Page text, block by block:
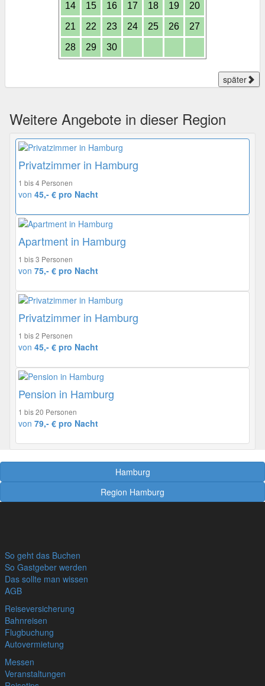
14 15 16 17 18 19 20
21 22 23 24 25 26 27
28 29 30
später
Weitere Angebote in dieser Region
Privatzimmer in Hamburg
1 bis 4 Personen
von 45,- € pro Nacht
Apartment in Hamburg
1 bis 3 Personen
von 75,- € pro Nacht
Privatzimmer in Hamburg
1 bis 2 Personen
von 45,- € pro Nacht
Pension in Hamburg
1 bis 20 Personen
von 79,- € pro Nacht
Hamburg
Region Hamburg
So geht das Buchen
So Gastgeber werden
Das sollte man wissen
AGB
Reiseversicherung
Bahnreisen
Flugbuchung
Autovermietung
Messen
Veranstaltungen